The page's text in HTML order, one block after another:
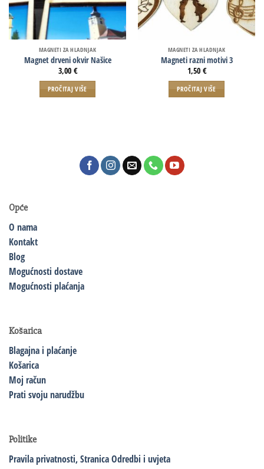
MAGNETI ZA HLADNJAK
Magnet drveni okvir Našice
3,00 €
PROČITAJ VIŠE
MAGNETI ZA HLADNJAK
Magneti razni motivi 3
1,50 €
PROČITAJ VIŠE
Opće
O nama
Kontakt
Blog
Mogućnosti dostave
Mogućnosti plaćanja
Košarica
Blagajna i plaćanje
Košarica
Moj račun
Prati svoju narudžbu
Politike
Pravila privatnosti,Stranica Odredbi i uvjeta